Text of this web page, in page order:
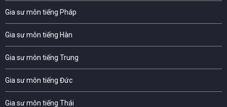
Gia sư môn tiếng Pháp
Gia sư môn tiếng Hàn
Gia sư môn tiếng Trung
Gia sư môn tiếng Đức
Gia sư môn tiếng Thái